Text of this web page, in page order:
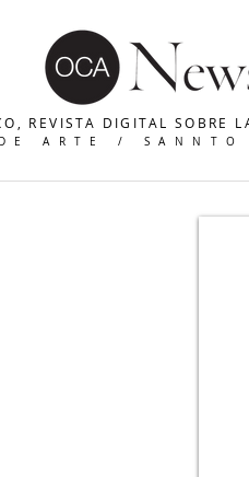
REVISTA DIGITAL SOBRE
DE ARTE /